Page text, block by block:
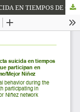
POLIVICTIMIZACIÓN Y CONDUCTA SUICIDA EN TIEMPOS DE COVID-19 EN JÓVENES QUE PARTICIPAN EN PROYECTOS DE LA RED SENAME/MEJOR NIÑEZ